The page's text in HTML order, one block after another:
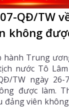
QĐ/TW
không
hành Trung
nước Tô
TW ngày 26-
được làm.
đảng viên